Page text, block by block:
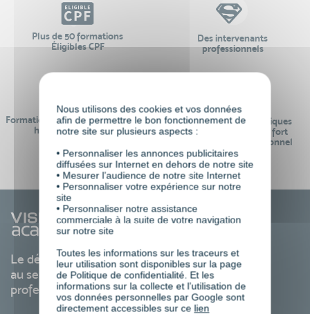
Plus de 50 formations
Éligibles CPF
Des intervenants
professionnels
Formations réalisables pendant ou
hors temps de travail
Des contenus pédagogiques
« de pointe » et en lien fort
avec le monde professionnel
Le développement des compétences
au service de votre carrière
professionnelle
Nous utilisons des cookies et vos données
afin de permettre le bon fonctionnement de
notre site sur plusieurs aspects :
• Personnaliser les annonces publicitaires
diffusées sur Internet en dehors de notre site
• Mesurer l’audience de notre site Internet
• Personnaliser votre expérience sur notre
site
• Personnaliser notre assistance
commerciale à la suite de votre navigation
sur notre site
Toutes les informations sur les traceurs et
leur utilisation sont disponibles sur la page
de Politique de confidentialité. Et les
informations sur la collecte et l’utilisation de
vos données personnelles par Google sont
directement accessibles sur ce lien